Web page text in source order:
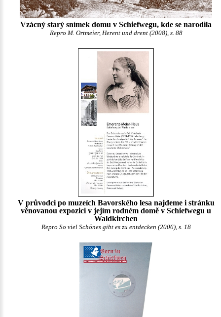
Vzácný starý snímek domu v Schiefwegu, kde se narodila
Repro M. Ortmeier, Herent und drent (2008), s. 88
V průvodci po muzeích Bavorského lesa najdeme i stránku
věnovanou expozici v jejím rodném domě v Schiefwegu u
Waldkirchen
Repro So viel Schönes gibt es zu entdecken (2006), s. 18